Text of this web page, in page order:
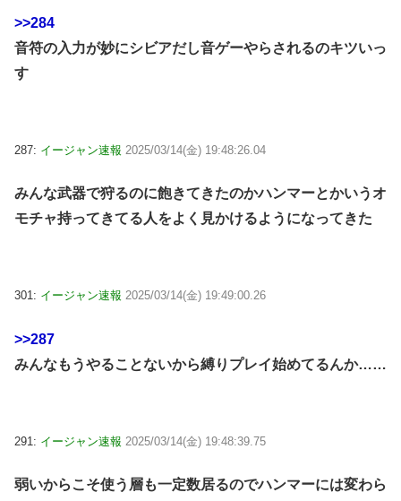
>>284
音符の入力が妙にシビアだし音ゲーやらされるのキツいっ
す
287: イージャン速報 2025/03/14(金) 19:48:26.04
みんな武器で狩るのに飽きてきたのかハンマーとかいうオ
モチャ持ってきてる人をよく見かけるようになってきた
301: イージャン速報 2025/03/14(金) 19:49:00.26
>>287
みんなもうやることないから縛りプレイ始めてるんか……
291: イージャン速報 2025/03/14(金) 19:48:39.75
弱いからこそ使う層も一定数居るのでハンマーには変わら